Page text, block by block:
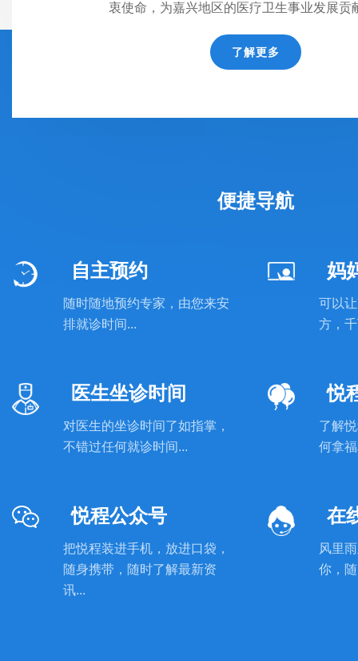
衷使命，为嘉兴地区的医疗卫生事业发展贡
了解更多
便捷导航
自主预约
随时随地预约专家，由您来安
排就诊时间...
妈
可以
方，
医生坐诊时间
对医生的坐诊时间了如指掌，
不错过任何就诊时间...
悦
了解
何拿
悦程公众号
把悦程装进手机，放进口袋，
随身携带，随时了解最新资
讯...
在
风里
你，